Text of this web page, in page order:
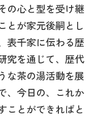
の心と型を受け継
とが家元後嗣とし
表千家に伝わる歴
究を通じて、歴代
な茶の湯活動を展
、今日の、これか
ことができればと